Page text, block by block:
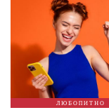
ЛЮБОПИТНО